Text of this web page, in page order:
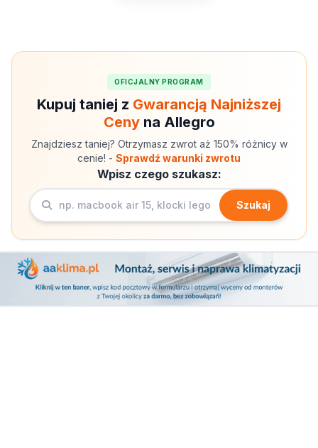
OFICJALNY PROGRAM
Kupuj taniej z Gwarancją Najniższej
Cenyna Allegro
Znajdziesz taniej? Otrzymasz zwrot aż 150% różnicy w
cenie! - Sprawdź warunki zwrotu
Wpisz czego szukasz:
Szukaj